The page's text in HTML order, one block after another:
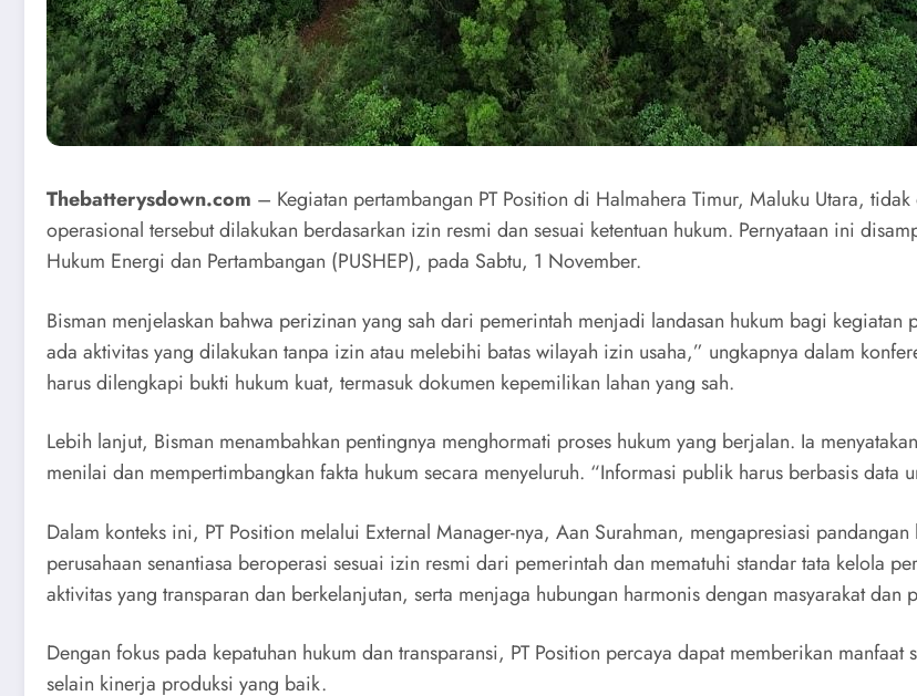
Thebatterysdown.com – Kegiatan pertambangan PT Position di Halmahera Timur, Maluku Utara,
operasional tersebut dilakukan berdasarkan izin resmi dan sesuai ketentuan hukum. Pernyataan ini
Hukum Energi dan Pertambangan (PUSHEP), pada Sabtu, 1 November.
Bisman menjelaskan bahwa perizinan yang sah dari pemerintah menjadi landasan hukum bagi
ada aktivitas yang dilakukan tanpa izin atau melebihi batas wilayah izin usaha,” ungkapnya dalam
harus dilengkapi bukti hukum kuat, termasuk dokumen kepemilikan lahan yang sah.
Lebih lanjut, Bisman menambahkan pentingnya menghormati proses hukum yang berjalan. Ia
menilai dan mempertimbangkan fakta hukum secara menyeluruh. “Informasi publik harus berbasis data
Dalam konteks ini, PT Position melalui External Manager-nya, Aan Surahman, mengapresiasi
perusahaan senantiasa beroperasi sesuai izin resmi dari pemerintah dan mematuhi standar tata kelola
aktivitas yang transparan dan berkelanjutan, serta menjaga hubungan harmonis dengan masyarakat dan
Dengan fokus pada kepatuhan hukum dan transparansi, PT Position percaya dapat memberikan
selain kinerja produksi yang baik.